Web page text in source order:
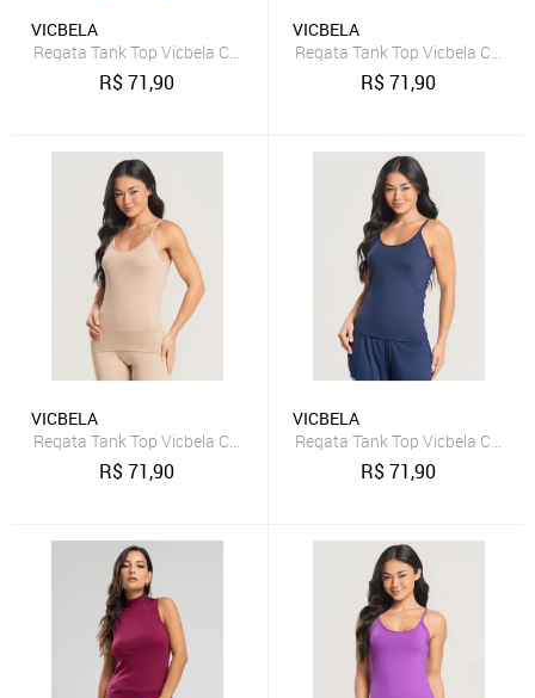
VICBELA
Regata Tank Top Vicbela Camiseta Fitness Alça Fina Academia
R$71,90
VICBELA
Regata Tank Top Vicbela
R$71,90
VICBELA
Regata Tank Top Vicbela Camiseta Fitness Alça Fina Academia
R$71,90
VICBELA
Regata Tank Top Vicbela
R$71,90